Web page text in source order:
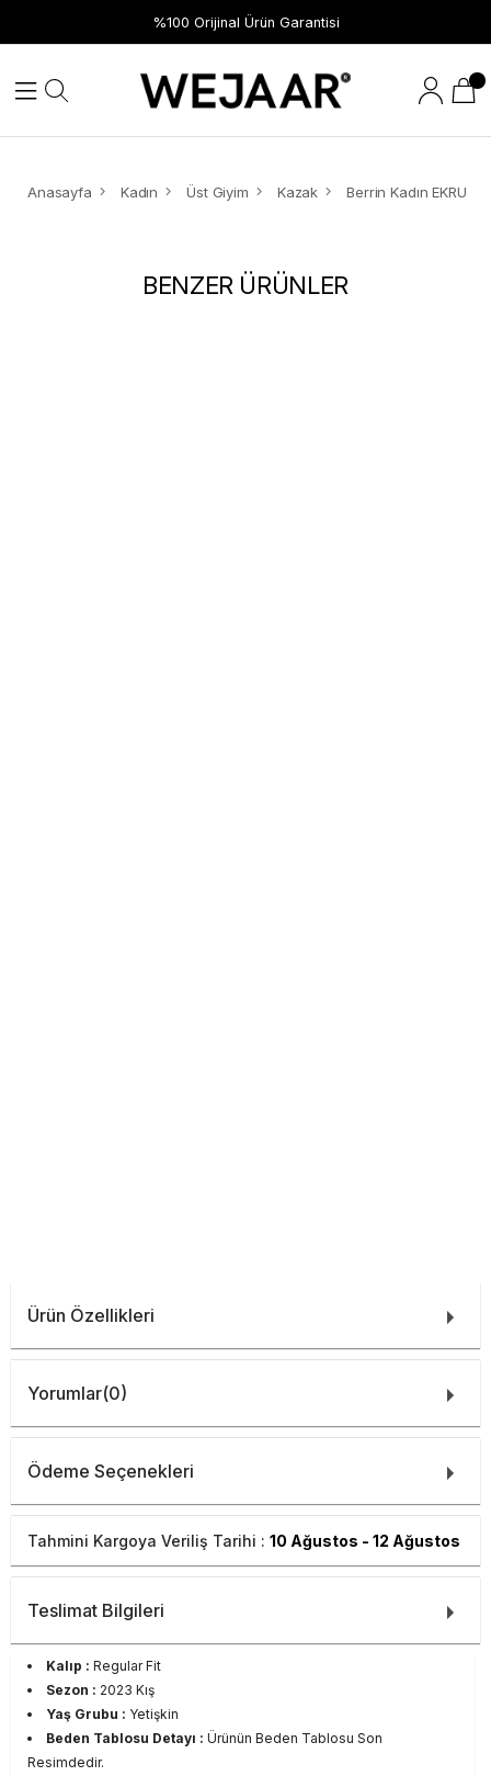
%100 Orijinal Ürün Garantisi
Anasayfa Kadın Üst Giyim Kazak Berrin Kadın EKRU
BENZER ÜRÜNLER
Ürün Özellikleri
Yorumlar(0)
Ödeme Seçenekleri
Tahmini Kargoya Veriliş Tarihi : 10 Ağustos - 12 Ağustos
Teslimat Bilgileri
Kalıp : Regular Fit
Sezon : 2023 Kış
Yaş Grubu : Yetişkin
Beden Tablosu Detayı : Ürünün Beden Tablosu Son
Resimdedir.